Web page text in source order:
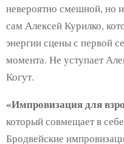
невероятно смешной, но
сам Алексей Курилко,
энергии сцены с первой
момента. Не уступает
Когут.
«Импровизация для
который совмещает в
Бродвейские